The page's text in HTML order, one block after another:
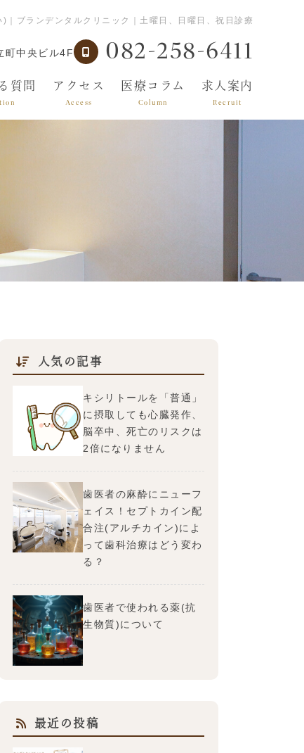
ブランデンタルクリニック｜土曜日、日曜日、祝日診療
中央ビル4F 082-258-6411
質問 アクセス
Access
医療コラム
Column
求人案内
Recruit
人気の記事
キシリトールを「普通」
に摂取しても心臓発作、
脳卒中、死亡のリスクは
2倍になりません
歯医者の麻酔にニューフ
ェイス！セプトカイン配
合注(アルチカイン)によ
って歯科治療はどう変わ
る？
歯医者で使われる薬(抗
生物質)について
最近の投稿